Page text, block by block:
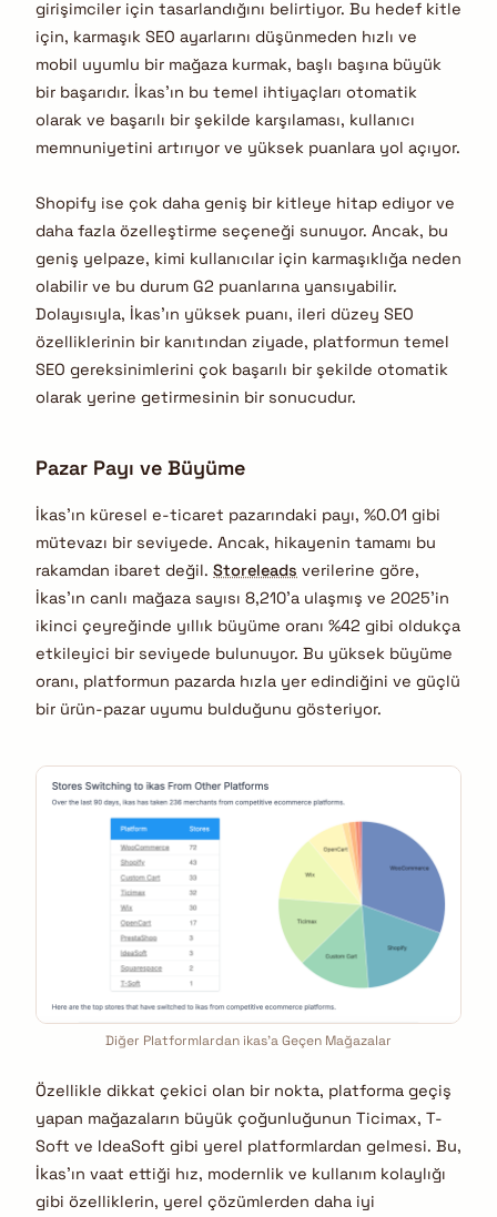
girişimciler için tasarlandığını belirtiyor. Bu hedef kitle
için, karmaşık SEO ayarlarını düşünmeden hızlı ve
mobil uyumlu bir mağaza kurmak, başlı başına büyük
bir başarıdır. İkas’ın bu temel ihtiyaçları otomatik
olarak ve başarılı bir şekilde karşılaması, kullanıcı
memnuniyetini artırıyor ve yüksek puanlara yol açıyor.
Shopify ise çok daha geniş bir kitleye hitap ediyor ve
daha fazla özelleştirme seçeneği sunuyor. Ancak, bu
geniş yelpaze, kimi kullanıcılar için karmaşıklığa neden
olabilir ve bu durum G2 puanlarına yansıyabilir.
Dolayısıyla, İkas’ın yüksek puanı, ileri düzey SEO
özelliklerinin bir kanıtından ziyade, platformun temel
SEO gereksinimlerini çok başarılı bir şekilde otomatik
olarak yerine getirmesinin bir sonucudur.
Pazar Payı ve Büyüme
İkas’ın küresel e-ticaret pazarındaki payı, %0.01 gibi
mütevazı bir seviyede. Ancak, hikayenin tamamı bu
rakamdan ibaret değil. Storeleads verilerine göre,
İkas’ın canlı mağaza sayısı 8,210’a ulaşmış ve 2025’in
ikinci çeyreğinde yıllık büyüme oranı %42 gibi oldukça
etkileyici bir seviyede bulunuyor. Bu yüksek büyüme
oranı, platformun pazarda hızla yer edindiğini ve güçlü
bir ürün-pazar uyumu bulduğunu gösteriyor.
Diğer Platformlardan ikas’a Geçen Mağazalar
Özellikle dikkat çekici olan bir nokta, platforma geçiş
yapan mağazaların büyük çoğunluğunun Ticimax, T-
Soft ve IdeaSoft gibi yerel platformlardan gelmesi. Bu,
İkas’ın vaat ettiği hız, modernlik ve kullanım kolaylığı
gibi özelliklerin, yerel çözümlerden daha iyi